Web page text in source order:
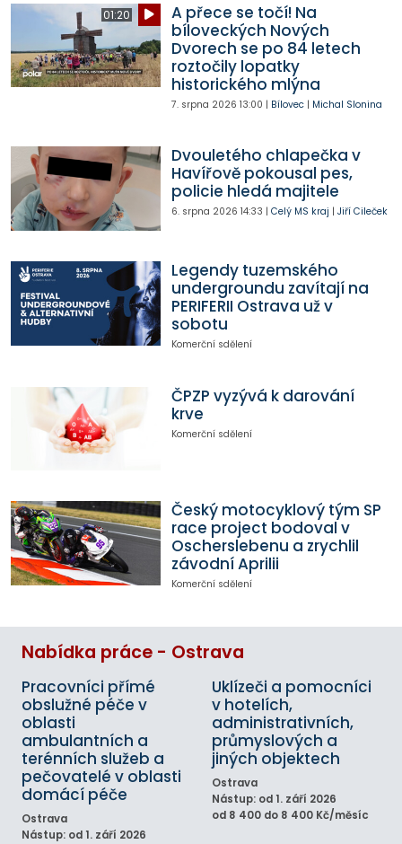
01:20
A přece se točí! Na
bíloveckých Nových
Dvorech se po 84 letech
roztočily lopatky
historického mlýna
7. srpna 2026 13:00 | Bílovec| Michal Slonina
Dvouletého chlapečka v
Havířově pokousal pes,
policie hledá majitele
6. srpna 2026 14:33 | Celý MS kraj | Jiří Cileček
Legendy tuzemského
undergroundu zavítají na
PERIFERII Ostrava už v
sobotu
Komerční sdělení
ČPZP vyzývá k darování
krve
Komerční sdělení
Český motocyklový tým SP
race project bodoval v
Oscherslebenu a zrychlil
závodní Aprilii
Komerční sdělení
Nabídka práce - Ostrava
Pracovníci přímé
obslužné péče v
oblasti
ambulantních a
terénních služeb a
pečovatelé v oblasti
domácí péče
Ostrava
Nástup: od 1. září 2026
Uklízeči a pomocníci
v hotelích,
administrativních,
průmyslových a
jiných objektech
Ostrava
Nástup: od 1. září 2026
od 8 400 do 8 400 Kč/měsíc